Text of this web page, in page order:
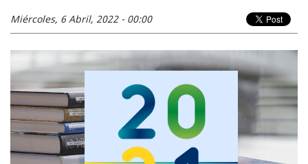
Miércoles, 6 Abril, 2022 - 00:00